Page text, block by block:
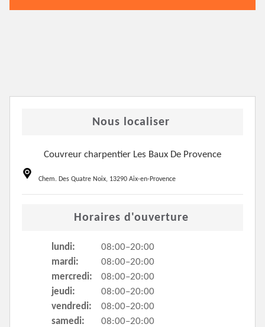
Nous localiser
Couvreur charpentier Les Baux De Provence
Chem. Des Quatre Noix, 13290 Aix-en-Provence
Horaires d'ouverture
lundi:
08:00–20:00
mardi:
08:00–20:00
mercredi:
08:00–20:00
jeudi:
08:00–20:00
vendredi:
08:00–20:00
samedi:
08:00–20:00